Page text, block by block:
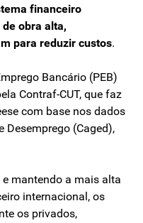
financeiro
obra alta,
para reduzir custos.
Bancário (PEB)
Contraf-CUT, que faz
com base nos dados
Desemprego (Caged),
mantendo a mais alta
internacional, os
os privados,